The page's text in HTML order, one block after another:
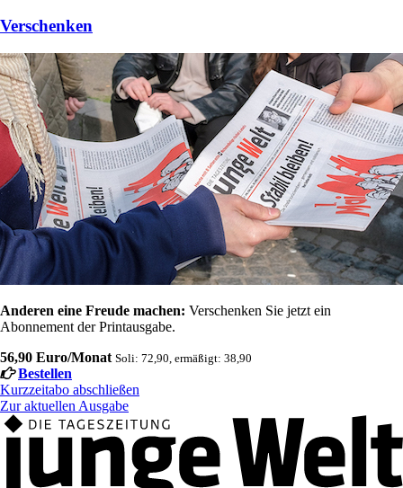
Verschenken
Anderen eine Freude machen: Verschenken Sie jetzt ein
Abonnement der Printausgabe.
56,90 Euro/Monat Soli: 72,90, ermäßigt: 38,90
Bestellen
Kurzzeitabo abschließen
Zur aktuellen Ausgabe